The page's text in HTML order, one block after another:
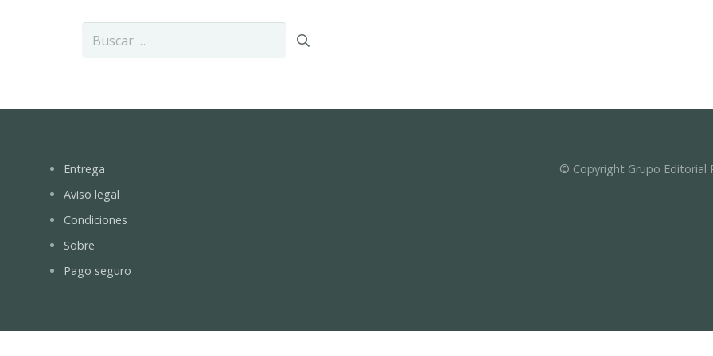
Buscar:
Entrega
Aviso legal
Condiciones
Sobre
Pago seguro
© Copyright Grupo Editorial